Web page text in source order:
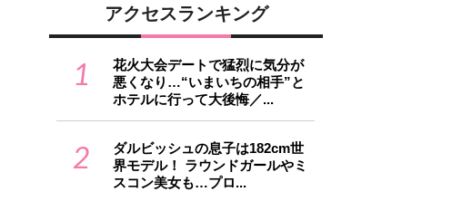
アクセスランキング
1
花火大会デートで猛烈に気分が
悪くなり…“いまいちの相手”と
ホテルに行って大後悔／...
2
ダルビッシュの息子は182cm世
界モデル！ ラウンドガールやミ
スコン美女も…プロ...